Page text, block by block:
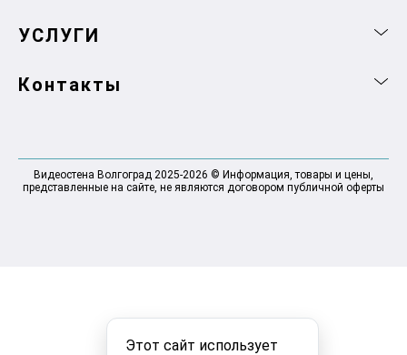
Этот сайт использует
УСЛУГИ
Контакты
Видеостена Волгоград 2025-2026 © Информация, товары и цены,
представленные на сайте, не являются договором публичной оферты